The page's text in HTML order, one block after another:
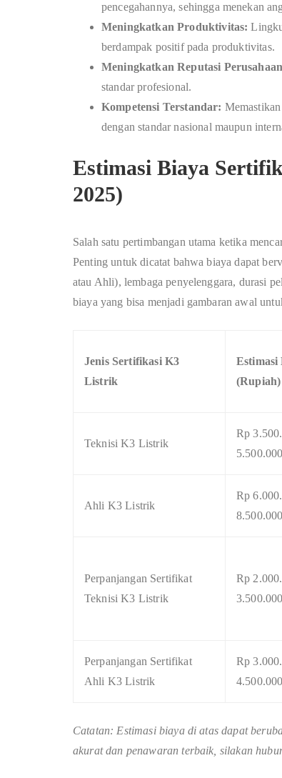
pencegahannya, sehingga menekan
Meningkatkan Produktivitas:
berdampak positif pada produktivitas.
Meningkatkan Reputasi
standar profesional.
Kompetensi Terstandar:
dengan standar nasional maupun
Estimasi Biaya
2025)
Salah satu pertimbangan utama ketika
Penting untuk dicatat bahwa biaya dapat
atau Ahli), lembaga penyelenggara, durasi
biaya yang bisa menjadi gambaran awal
Jenis Sertifikasi K3
Listrik
Estimasi
(Rupiah)
Teknisi K3 Listrik
Rp
5.500.000
Ahli K3 Listrik
Rp
8.500.000
Perpanjangan Sertifikat
Teknisi K3 Listrik
Rp
3.500.000
Perpanjangan Sertifikat
Ahli K3 Listrik
Rp
4.500.000
Catatan: Estimasi biaya di atas dapat
akurat dan penawaran terbaik, silakan